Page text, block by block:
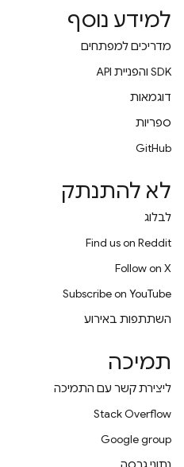
למידע נוסף
מדריכים למפתחים
‫SDK והפניית API
דוגמאות
ספריות
GitHub
לא להתנתק
לבלוג
Find us on Reddit
Follow on X
Subscribe on YouTube
השתתפות באירוע
תמיכה
ליצירת קשר עם התמיכה
Stack Overflow
Google group